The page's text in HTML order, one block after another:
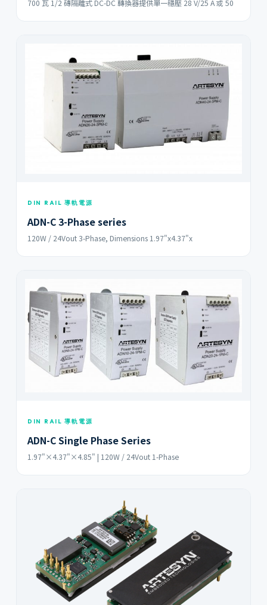
700 瓦 1/2 磚隔離式 DC-DC 轉換器提供單一穩壓 28 V/25 A 或 50
DIN RAIL 導軌電源
ADN-C 3-Phase series
120W / 24Vout 3-Phase, Dimensions 1.97"x4.37"x
DIN RAIL 導軌電源
ADN-C Single Phase Series
1.97"×4.37"×4.85" | 120W / 24Vout 1-Phase